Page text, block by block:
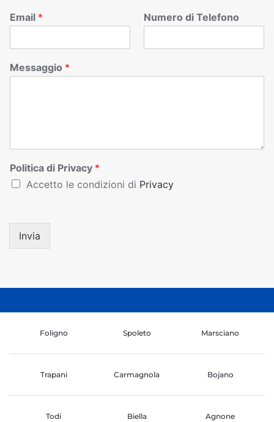
Email * Numero di Telefono
Messaggio *
Politica di Privacy *
Accetto le condizioni di Privacy
Invia
Foligno Spoleto Marsciano
Trapani Carmagnola Bojano
Todi Biella Agnone